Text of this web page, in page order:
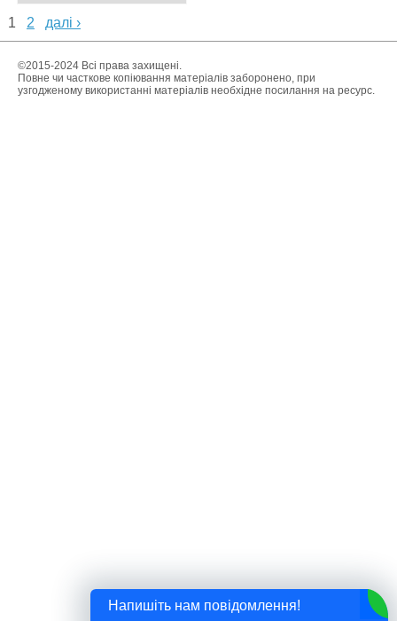
1 2 далі ›
©2015-2024 Всі права захищені.
Повне чи часткове копіювання матеріалів заборонено, при
узгодженому використанні матеріалів необхідне посилання на ресурс.
Напишіть нам повідомлення!